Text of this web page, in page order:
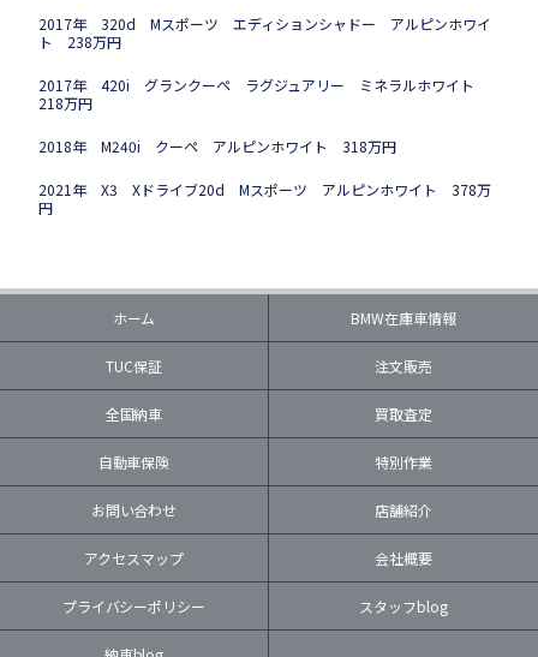
2017年 320d Mスポーツ エディションシャドー アルピンホワイ
ト 238万円
2017年 420i グランクーペ ラグジュアリー ミネラルホワイト
218万円
2018年 M240i クーペ アルピンホワイト 318万円
2021年 X3 Xドライブ20d Mスポーツ アルピンホワイト 378万
円
ホーム BMW在庫車情報
TUC保証 注文販売
全国納車 買取査定
自動車保険 特別作業
お問い合わせ 店舗紹介
アクセスマップ 会社概要
プライバシーポリシー スタッフblog